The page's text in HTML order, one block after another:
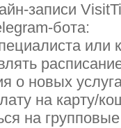
записи
бота:
или
новых
на карту/
на